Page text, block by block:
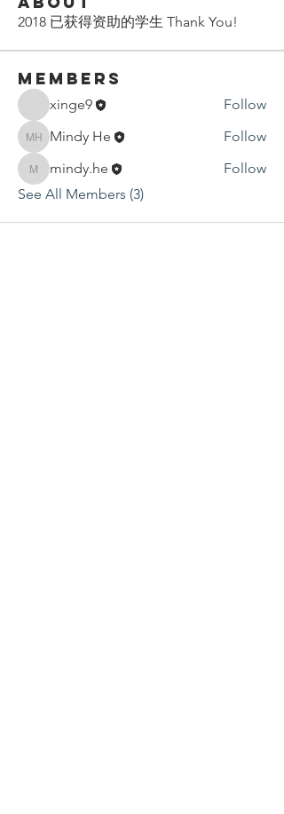
2018 已获得资助的学生 Thank You!
Members
xinge9 Follow
Mindy He
Mindy He Follow
mindy.he
mindy.he
Follow
See All Members (3)